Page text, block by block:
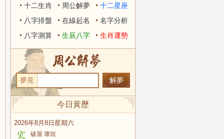
十二生肖
周公解夢
十二星座
八字排盤
在線起名
名字分析
八字測算
生辰八字 生肖運勢
夢見
今日黃歷
2026年8月8日星期六
破屋 壞垣